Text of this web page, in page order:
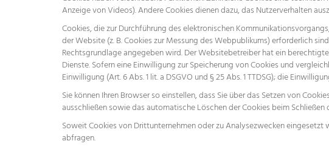
Anzeige von Videos). Andere Cookies dienen dazu, das Nutzerverhalten
Cookies, die zur Durchführung des elektronischen
der Website (z. B. Cookies zur Messung des Webpublikums) erforderlich
Rechtsgrundlage angegeben wird. Der Websitebetreiber hat ein
Dienste. Sofern eine Einwilligung zur Speicherung von Cookies und
Einwilligung (Art. 6 Abs. 1 lit. a DSGVO und § 25 Abs. 1 TTDSG); die
Sie können Ihren Browser so einstellen, dass Sie über das Setzen von
ausschließen sowie das automatische Löschen der Cookies beim
Soweit Cookies von Drittunternehmen oder zu Analysezwecken
abfragen.